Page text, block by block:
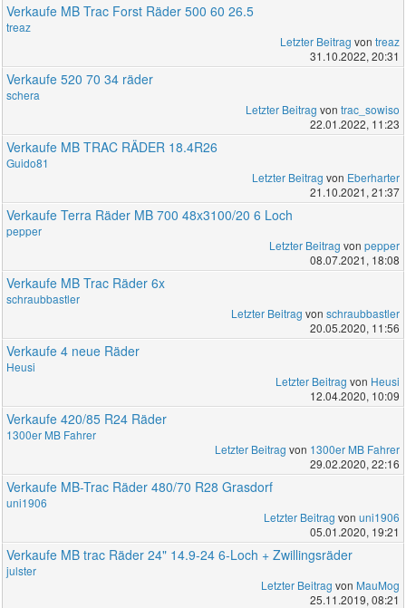
Verkaufe MB Trac Forst Räder 500 60 26.5
treaz
Letzter Beitrag von treaz
31.10.2022, 20:31
Verkaufe 520 70 34 räder
schera
Letzter Beitrag von trac_sowiso
22.01.2022, 11:23
Verkaufe MB TRAC RÄDER 18.4R26
Guido81
Letzter Beitrag von Eberharter
21.10.2021, 21:37
Verkaufe Terra Räder MB 700 48x3100/20 6 Loch
pepper
Letzter Beitrag von pepper
08.07.2021, 18:08
Verkaufe MB Trac Räder 6x
schraubbastler
Letzter Beitrag von schraubbastler
20.05.2020, 11:56
Verkaufe 4 neue Räder
Heusi
Letzter Beitrag von Heusi
12.04.2020, 10:09
Verkaufe 420/85 R24 Räder
1300er MB Fahrer
Letzter Beitrag von 1300er MB Fahrer
29.02.2020, 22:16
Verkaufe MB-Trac Räder 480/70 R28 Grasdorf
uni1906
Letzter Beitrag von uni1906
05.01.2020, 19:21
Verkaufe MB trac Räder 24" 14.9-24 6-Loch + Zwillingsräder
julster
Letzter Beitrag von MauMog
25.11.2019, 08:21